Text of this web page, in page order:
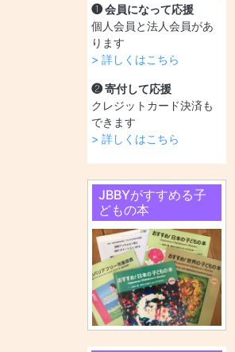
❶ 会員になって応援
個人会員と法人会員があ
ります
> 詳しくはこちら
❷ 寄付して応援
クレジットカード決済も
できます
> 詳しくはこちら
JBBYがすすめる子
どもの本